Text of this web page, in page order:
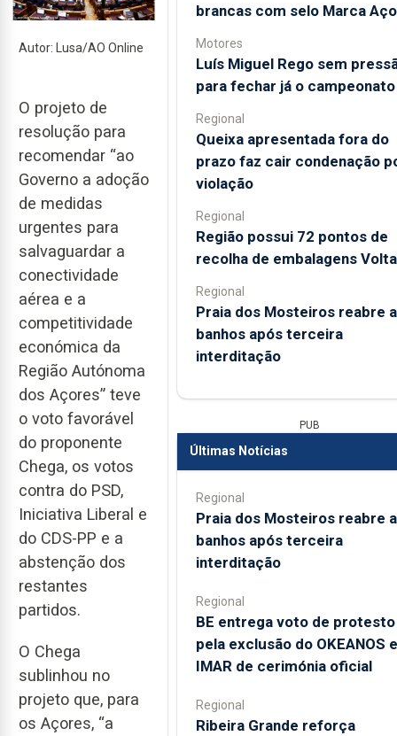
Autor: Lusa/AO Online
O projeto de
resolução para
recomendar “ao
Governo a adoção
de medidas
urgentes para
salvaguardar a
conectividade
aérea e a
competitividade
económica da
Região Autónoma
dos Açores” teve
o voto favorável
do proponente
Chega, os votos
contra do PSD,
Iniciativa Liberal e
do CDS-PP e a
abstenção dos
restantes
partidos.
O Chega
sublinhou no
projeto que, para
os Açores, “a
brancas com selo Marca
Motores
Luís Miguel Rego sem
para fechar já o campeonato
Regional
Queixa apresentada fora do
prazo faz cair condenação
violação
Regional
Região possui 72 pontos de
recolha de embalagens Volta
Regional
Praia dos Mosteiros reabre a
banhos após terceira
interditação
PUB
Últimas Notícias
Regional
Praia dos Mosteiros reabre a
banhos após terceira
interditação
Regional
BE entrega voto de protesto
pela exclusão do OKEANOS e
IMAR de cerimónia oficial
Regional
Ribeira Grande reforça